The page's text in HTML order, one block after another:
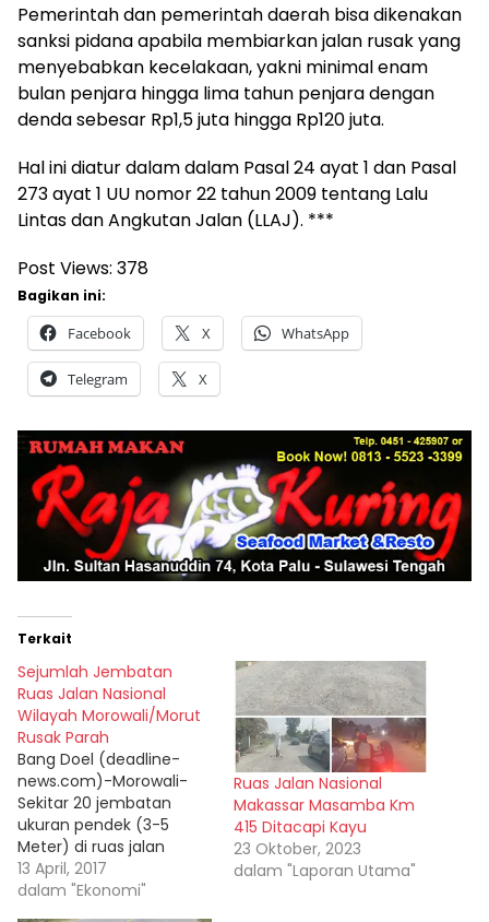
Pemerintah dan pemerintah daerah bisa dikenakan
sanksi pidana apabila membiarkan jalan rusak yang
menyebabkan kecelakaan, yakni minimal enam
bulan penjara hingga lima tahun penjara dengan
denda sebesar Rp1,5 juta hingga Rp120 juta.
Hal ini diatur dalam dalam Pasal 24 ayat 1 dan Pasal
273 ayat 1 UU nomor 22 tahun 2009 tentang Lalu
Lintas dan Angkutan Jalan (LLAJ). ***
Post Views: 378
Bagikan ini:
Facebook X WhatsApp
Telegram X
Terkait
Sejumlah Jembatan
Ruas Jalan Nasional
Wilayah Morowali/Morut
Rusak Parah
Bang Doel (deadline-
news.com)-Morowali-
Sekitar 20 jembatan
ukuran pendek (3-5
Meter) di ruas jalan
Nasional wilayah
Morowali dan Morowali
13 April, 2017
dalam "Ekonomi"
Ruas Jalan Nasional
Makassar Masamba Km
415 Ditacapi Kayu
23 Oktober, 2023
dalam "Laporan Utama"